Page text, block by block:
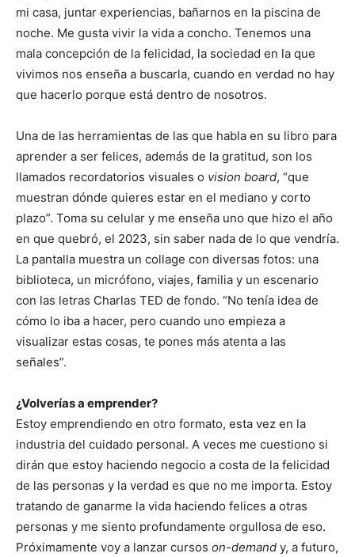
mi casa, juntar experiencias, bañarnos en la piscina de
noche. Me gusta vivir la vida a concho. Tenemos una
mala concepción de la felicidad, la sociedad en la que
vivimos nos enseña a buscarla, cuando en verdad no hay
que hacerlo porque está dentro de nosotros.
Una de las herramientas de las que habla en su libro para
aprender a ser felices, además de la gratitud, son los
llamados recordatorios visuales o vision board, “que
muestran dónde quieres estar en el mediano y corto
plazo”. Toma su celular y me enseña uno que hizo el año
en que quebró, el 2023, sin saber nada de lo que vendría.
La pantalla muestra un collage con diversas fotos: una
biblioteca, un micrófono, viajes, familia y un escenario
con las letras Charlas TED de fondo. “No tenía idea de
cómo lo iba a hacer, pero cuando uno empieza a
visualizar estas cosas, te pones más atenta a las
señales”.
¿Volverías a emprender?
Estoy emprendiendo en otro formato, esta vez en la
industria del cuidado personal. A veces me cuestiono si
dirán que estoy haciendo negocio a costa de la felicidad
de las personas y la verdad es que no me importa. Estoy
tratando de ganarme la vida haciendo felices a otras
personas y me siento profundamente orgullosa de eso.
Próximamente voy a lanzar cursos on-demand y, a futuro,